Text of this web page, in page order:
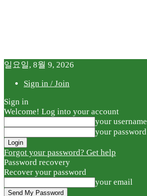
일요일, 8월 9, 2026
Sign in / Join
Sign in
Welcome! Log into your account
your username
your password
Forgot your password? Get help
Password recovery
Recover your password
your email